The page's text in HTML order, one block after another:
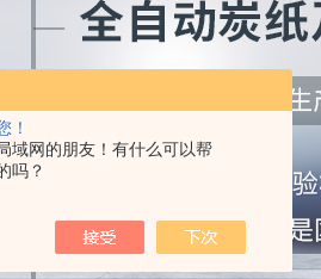
！
域网的朋友！有什么可以帮
吗？